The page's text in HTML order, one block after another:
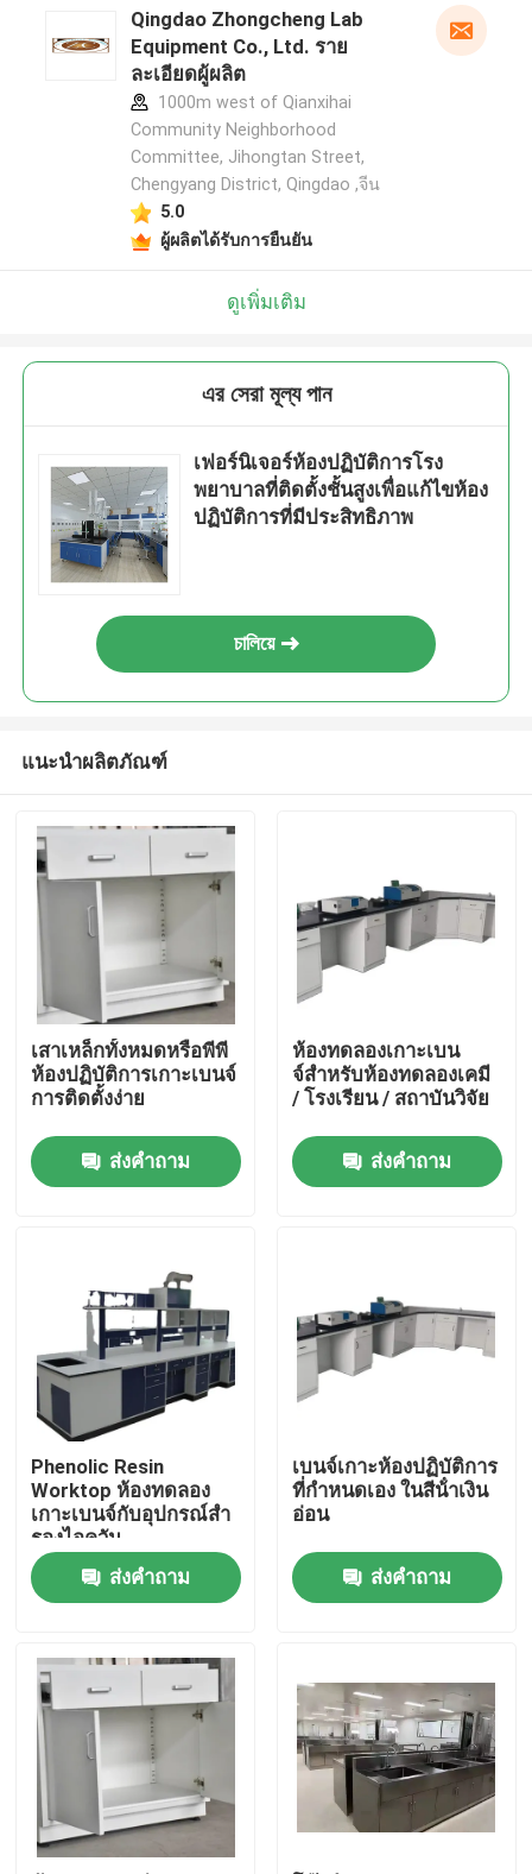
บ้าน
รายชื่อผู้ติดต่อ
ผลิตภัณฑ์
เฟอร์นิเจอร์ห้องปฏิบัติการที่ทันสมัย
เฟอร์นิเจอร์ห้องปฏิบัติการของโรงเรียน
ม้านั่งติดผนังห้องปฏิบัติการ
ตู้ดูดควันในห้องปฏิบัติการ
เครื่องชั่งในห้องปฏิบัติการ
Qingdao Zhongcheng Lab
Equipment Co., Ltd. ราย
ละเอียดผู้ผลิต
1000m west of Qianxihai
Community Neighborhood
Committee, Jihongtan Street,
Chengyang District, Qingdao ,จีน
5.0
ผู้ผลิตได้รับการยืนยัน
ดูเพิ่มเติม
এর সেরা মূল্য পান
เฟอร์นิเจอร์ห้องปฏิบัติการโรง
พยาบาลที่ติดตั้งชั้นสูงเพื่อแก้ไขห้อง
ปฏิบัติการที่มีประสิทธิภาพ
চালিয়ে
แนะนำผลิตภัณฑ์
เสาเหล็กทั้งหมดหรือพีพี
ห้องปฏิบัติการเกาะเบนจ์
การติดตั้งง่าย
ส่งคำถาม
ห้องทดลองเกาะเบน
จ์สําหรับห้องทดลองเคมี
/ โรงเรียน / สถาบันวิจัย
ส่งคำถาม
Phenolic Resin
Worktop ห้องทดลอง
เกาะเบนจ์กับอุปกรณ์สํา
รองไอควัน
ส่งคำถาม
เบนจ์เกาะห้องปฏิบัติการ
ที่กําหนดเอง ในสีน้ําเงิน
อ่อน
ส่งคำถาม